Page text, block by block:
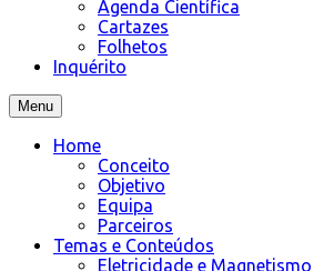
Agenda Científica
Cartazes
Folhetos
Inquérito
Menu
Home
Conceito
Objetivo
Equipa
Parceiros
Temas e Conteúdos
Eletricidade e Magnetismo